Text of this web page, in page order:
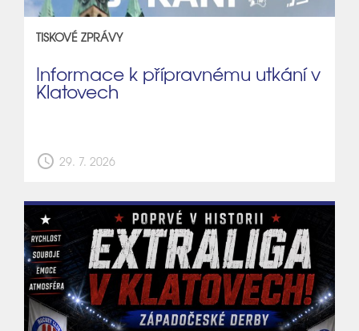
TISKOVÉ ZPRÁVY
Informace k přípravnému utkání v
Klatovech
schedule 29. 7. 2026